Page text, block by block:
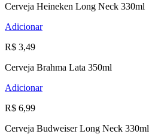
Cerveja Heineken Long Neck 330ml
Adicionar
R$ 3,49
Cerveja Brahma Lata 350ml
Adicionar
R$ 6,99
Cerveja Budweiser Long Neck 330ml